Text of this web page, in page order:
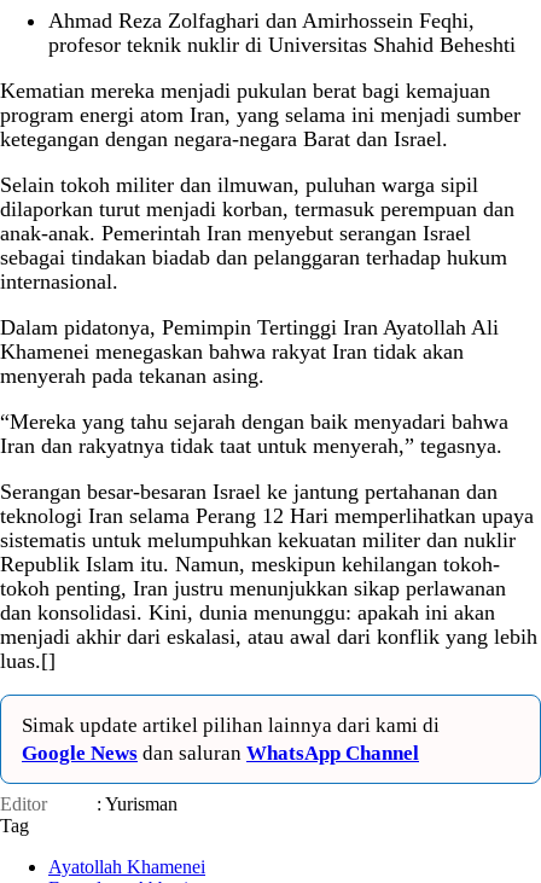
Ahmad Reza Zolfaghari dan Amirhossein Feqhi,
profesor teknik nuklir di Universitas Shahid Beheshti
Kematian mereka menjadi pukulan berat bagi kemajuan
program energi atom Iran, yang selama ini menjadi sumber
ketegangan dengan negara-negara Barat dan Israel.
Selain tokoh militer dan ilmuwan, puluhan warga sipil
dilaporkan turut menjadi korban, termasuk perempuan dan
anak-anak. Pemerintah Iran menyebut serangan Israel
sebagai tindakan biadab dan pelanggaran terhadap hukum
internasional.
Dalam pidatonya, Pemimpin Tertinggi Iran Ayatollah Ali
Khamenei menegaskan bahwa rakyat Iran tidak akan
menyerah pada tekanan asing.
“Mereka yang tahu sejarah dengan baik menyadari bahwa
Iran dan rakyatnya tidak taat untuk menyerah,” tegasnya.
Serangan besar-besaran Israel ke jantung pertahanan dan
teknologi Iran selama Perang 12 Hari memperlihatkan upaya
sistematis untuk melumpuhkan kekuatan militer dan nuklir
Republik Islam itu. Namun, meskipun kehilangan tokoh-
tokoh penting, Iran justru menunjukkan sikap perlawanan
dan konsolidasi. Kini, dunia menunggu: apakah ini akan
menjadi akhir dari eskalasi, atau awal dari konflik yang lebih
luas.[]
Simak update artikel pilihan lainnya dari kami di
Google News dan saluran WhatsApp Channel
Editor
: Yurisman
Tag
Ayatollah Khamenei